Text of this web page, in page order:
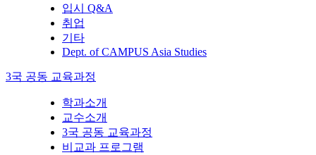
입시 Q&A
취업
기타
Dept. of CAMPUS Asia Studies
3국 공동 교육과정
학과소개
교수소개
3국 공동 교육과정
비교과 프로그램